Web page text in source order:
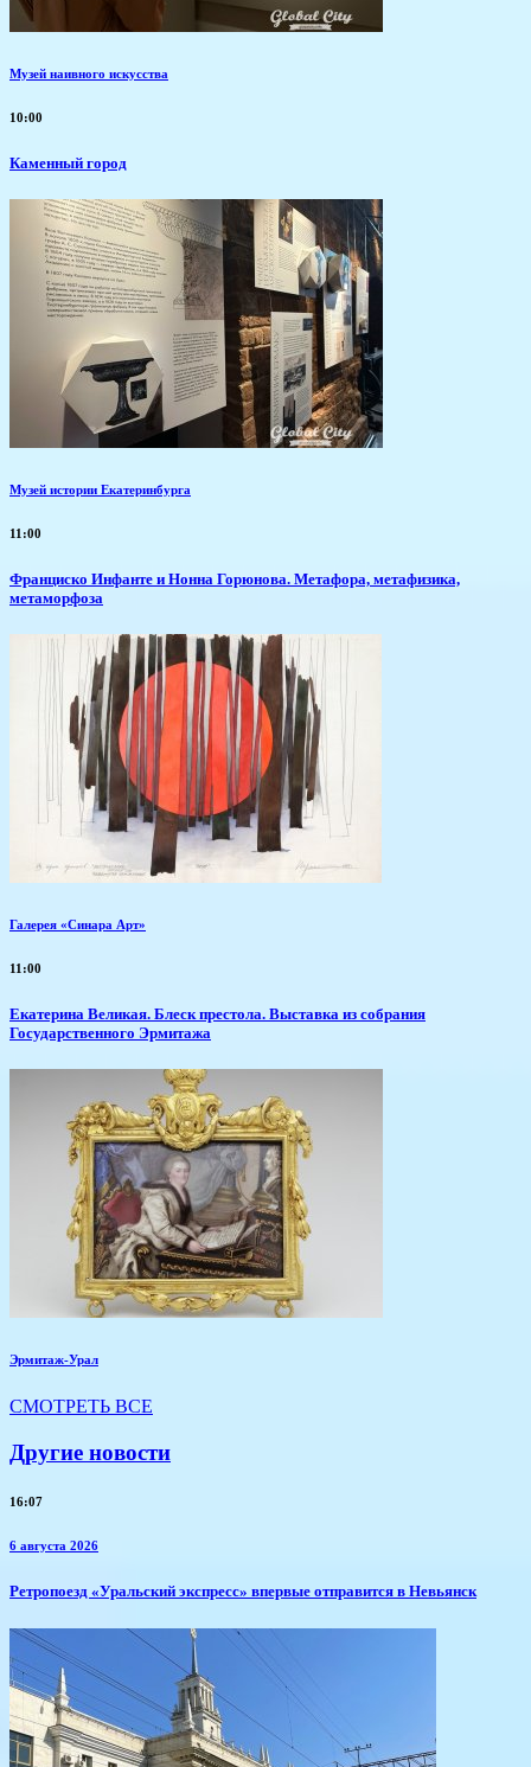
Музей наивного искусства
10:00
Каменный город
Музей истории Екатеринбурга
11:00
Франциско Инфанте и Нонна Горюнова. Метафора, метафизика,
метаморфоза
Галерея «Синара Арт»
11:00
Екатерина Великая. Блеск престола. Выставка из собрания
Государственного Эрмитажа
Эрмитаж-Урал
СМОТРЕТЬ ВСЕ
Другие новости
16:07
6 августа 2026
​Ретропоезд «Уральский экспресс» впервые отправится в Невьянск